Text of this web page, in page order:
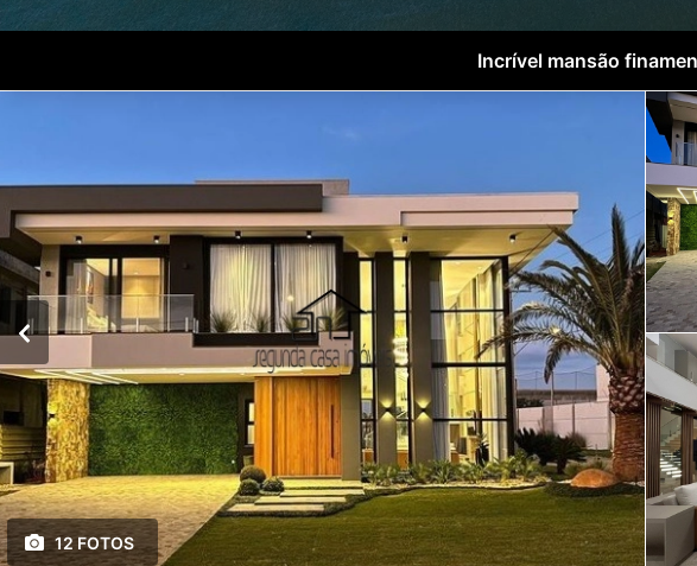
Incrível mansão
12 FOTOS